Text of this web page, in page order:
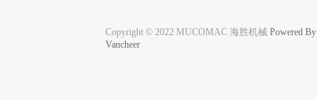
Copyright © 2022 MUCOMAC 海胜机械Powered By
Vancheer